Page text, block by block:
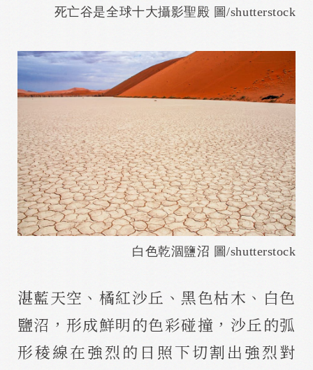
死亡谷是全球十大攝影聖殿 圖/shutterstock
白色乾涸鹽沼 圖/shutterstock
湛藍天空、橘紅沙丘、黑色枯木、白色
鹽沼，形成鮮明的色彩碰撞，沙丘的弧
形稜線在強烈的日照下切割出強烈對